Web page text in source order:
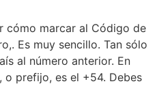
cómo marcar al Código de
Es muy sencillo. Tan sólo
al número anterior. En
prefijo, es el +54. Debes